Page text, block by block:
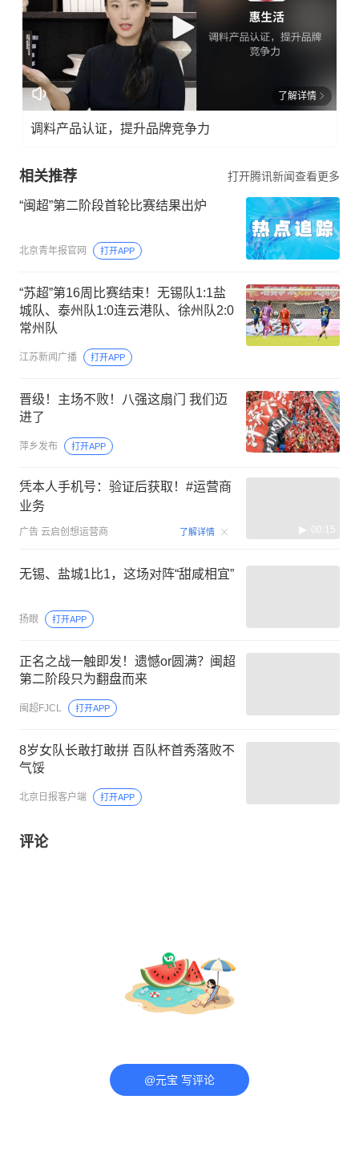
了解详情
调料产品认证，提升品牌竞争力
相关推荐 打开腾讯新闻查看更多
“闽超”第二阶段首轮比赛结果出炉
北京青年报官网 打开APP
“苏超”第16周比赛结束！无锡队1:1盐
城队、泰州队1:0连云港队、徐州队2:0
常州队
江苏新闻广播 打开APP
晋级！主场不败！八强这扇门 我们迈
进了
萍乡发布 打开APP
凭本人手机号：验证后获取！#运营商
业务
广告 云启创想运营商 了解详情 00:15
无锡、盐城1比1，这场对阵“甜咸相宜”
扬眼 打开APP
正名之战一触即发！遗憾or圆满？闽超
第二阶段只为翻盘而来
闽超FJCL 打开APP
8岁女队长敢打敢拼 百队杯首秀落败不
气馁
北京日报客户端 打开APP
评论
@元宝 写评论